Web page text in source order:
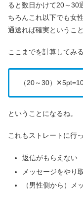
ると数日かけて20～30
ちろんこれ以下でも女
通送れば確実というこ
ここまでを計算してみ
（20～30）
ということになるね。
これもストレートに行
返信がもらえない
メッセージをやり
（男性側から）メ